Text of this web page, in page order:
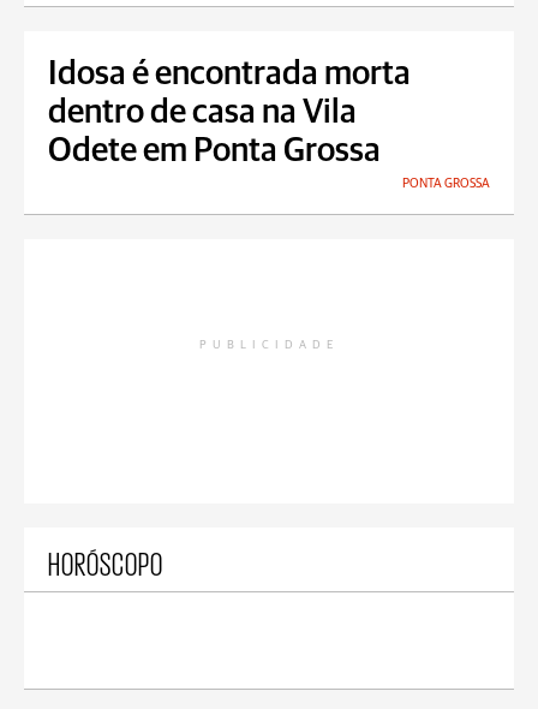
Idosa é encontrada morta
dentro de casa na Vila
Odete em Ponta Grossa
PONTA GROSSA
PUBLICIDADE
HORÓSCOPO